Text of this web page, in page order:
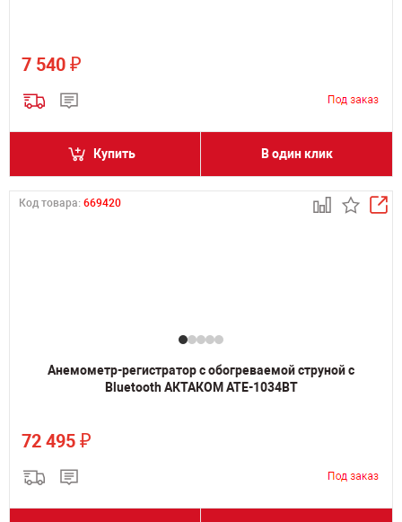
7 540 ₽
Купить В один клик
Код товара: 669420
Анемометр-регистратор с обогреваемой струной с
Bluetooth АКТАКОМ АТЕ-1034BT
72 495 ₽